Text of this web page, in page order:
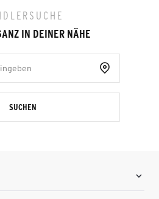
IN DEINER NÄHE
SUCHEN